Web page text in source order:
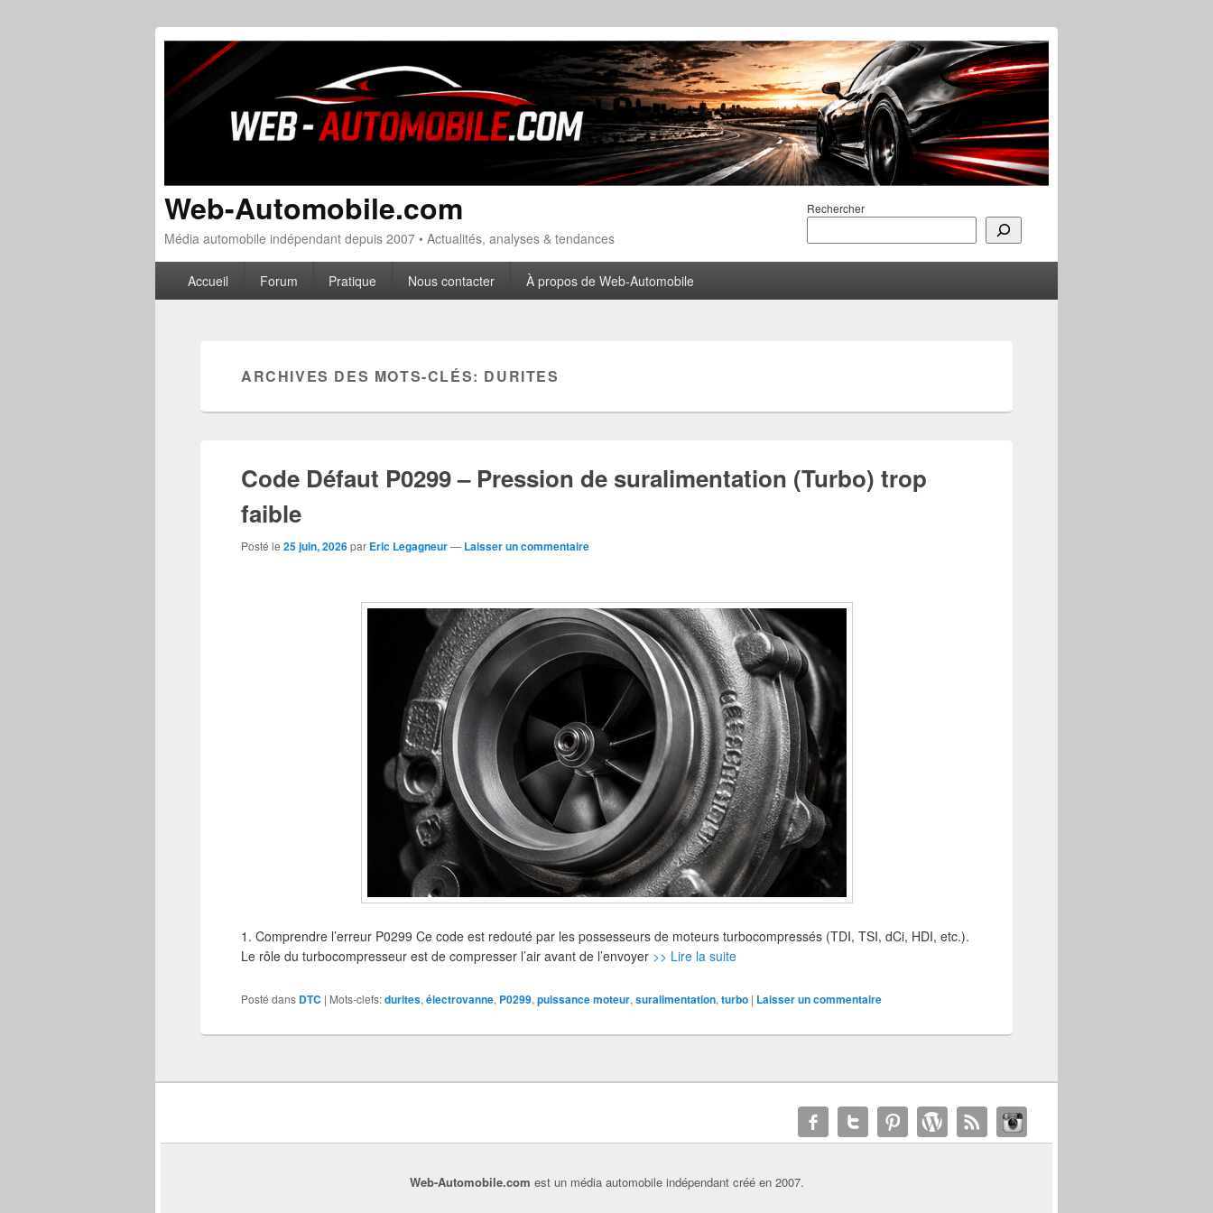
Rechercher
Web-Automobile.com
Média automobile indépendant depuis 2007 • Actualités, analyses & tendances
Menu principal
Aller au contenu principal
Aller au contenu secondaire
Accueil Forum Pratique Nous contacter À propos de Web-Automobile
ARCHIVES DES MOTS-CLÉS: DURITES
Code Défaut P0299 – Pression de suralimentation (Turbo) trop
faible
Posté le 25 juin, 2026par Eric Legagneur— Laisser un commentaire
1. Comprendre l’erreur P0299 Ce code est redouté par les possesseurs de moteurs turbocompressés (TDI, TSI, dCi, HDI, etc.).
Le rôle du turbocompresseur est de compresser l’air avant de l’envoyer >> Lire la suite
Posté dans DTC | Mots-clefs:durites, électrovanne, P0299, puissance moteur, suralimentation, turbo | Laisser un commentaire
Web-Automobile.com est un média automobile indépendant créé en 2007.